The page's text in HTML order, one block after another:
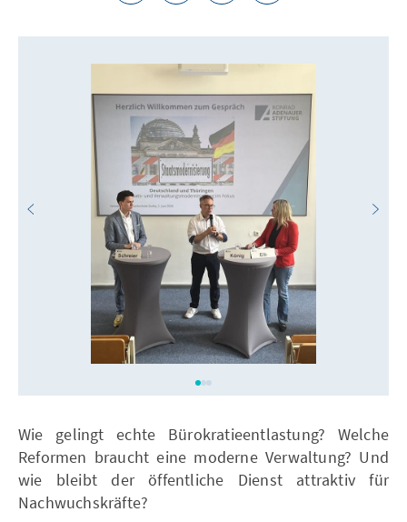
Wie gelingt echte Bürokratieentlastung? Welche
Reformen braucht eine moderne Verwaltung? Und
wie bleibt der öffentliche Dienst attraktiv für
Nachwuchskräfte?